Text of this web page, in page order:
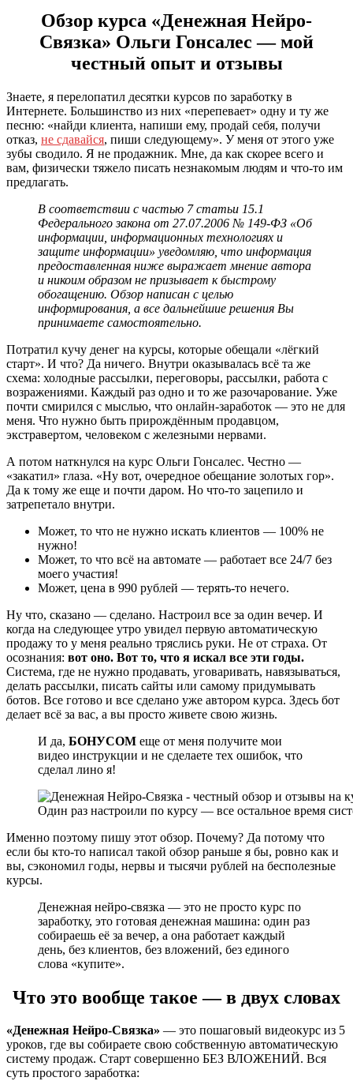
Обзор курса «Денежная Нейро-
Связка» Ольги Гонсалес — мой
честный опыт и отзывы
Знаете, я перелопатил десятки курсов по заработку в
Интернете. Большинство из них «перепевает» одну и ту же
песню: «найди клиента, напиши ему, продай себя, получи
отказ, не сдавайся, пиши следующему». У меня от этого уже
зубы сводило. Я не продажник. Мне, да как скорее всего и
вам, физически тяжело писать незнакомым людям и что-то им
предлагать.
В соответствии с частью 7 статьи 15.1
Федерального закона от 27.07.2006 № 149-ФЗ «Об
информации, информационных технологиях и
защите информации» уведомляю, что информация
предоставленная ниже выражает мнение автора
и никоим образом не призывает к быстрому
обогащению. Обзор написан с целью
информирования, а все дальнейшие решения Вы
принимаете самостоятельно.
Потратил кучу денег на курсы, которые обещали «лёгкий
старт». И что? Да ничего. Внутри оказывалась всё та же
схема: холодные рассылки, переговоры, рассылки, работа с
возражениями. Каждый раз одно и то же разочарование. Уже
почти смирился с мыслью, что онлайн-заработок — это не для
меня. Что нужно быть прирождённым продавцом,
экстравертом, человеком с железными нервами.
А потом наткнулся на курс Ольги Гонсалес. Честно —
«закатил» глаза. «Ну вот, очередное обещание золотых гор».
Да к тому же еще и почти даром. Но что-то зацепило и
затрепетало внутри.
Может, то что не нужно искать клиентов — 100% не
нужно!
Может, то что всё на автомате — работает все 24/7 без
моего участия!
Может, цена в 990 рублей — терять-то нечего.
Ну что, сказано — сделано. Настроил все за один вечер. И
когда на следующее утро увидел первую автоматическую
продажу то у меня реально тряслись руки. Не от страха. От
осознания: вот оно. Вот то, что я искал все эти годы.
Система, где не нужно продавать, уговаривать, навязываться,
делать рассылки, писать сайты или самому придумывать
ботов. Все готово и все сделано уже автором курса. Здесь бот
делает всё за вас, а вы просто живете свою жизнь.
И да, БОНУСОМ еще от меня получите мои
видео инструкции и не сделаете тех ошибок, что
сделал лино я!
Один раз настроили по курсу — все остальное время
Именно поэтому пишу этот обзор. Почему? Да потому что
если бы кто-то написал такой обзор раньше я бы, ровно как и
вы, сэкономил годы, нервы и тысячи рублей на бесполезные
курсы.
Денежная нейро-связка — это не просто курс по
заработку, это готовая денежная машина: один раз
собираешь её за вечер, а она работает каждый
день, без клиентов, без вложений, без единого
слова «купите».
Что это вообще такое — в двух словах
«Денежная Нейро-Связка» — это пошаговый видеокурс из 5
уроков, где вы собираете свою собственную автоматическую
систему продаж. Старт совершенно БЕЗ ВЛОЖЕНИЙ. Вся
суть простого заработка: